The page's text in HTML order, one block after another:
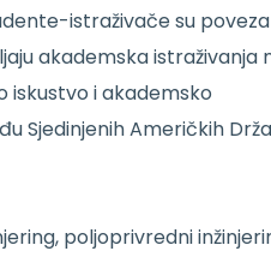
istraživače su
akademska istraživanja
iskustvo i akademsko
Sjedinjenih Američkih
poljoprivredni